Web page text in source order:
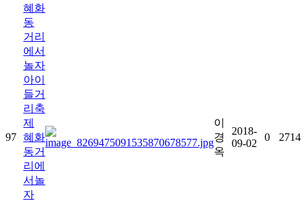
혜화
동
거리
에서
놀자
97
아이
들거
리축
제
혜화
동거
리에
서놀
자
이
경
옥
2018-
09-02
0 2714